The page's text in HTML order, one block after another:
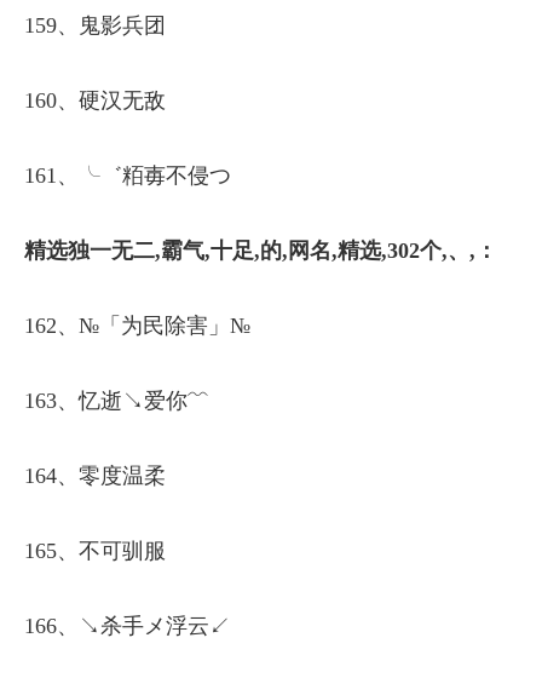
159、鬼影兵团
160、硬汉无敌
161、╰゛粨毐不侵つ
精选独一无二,霸气,十足,的,网名,精选,302个,、,：
162、№「为民除害」№
163、忆逝↘爱你﹌
164、零度温柔
165、不可驯服
166、↘杀手メ浮云↙